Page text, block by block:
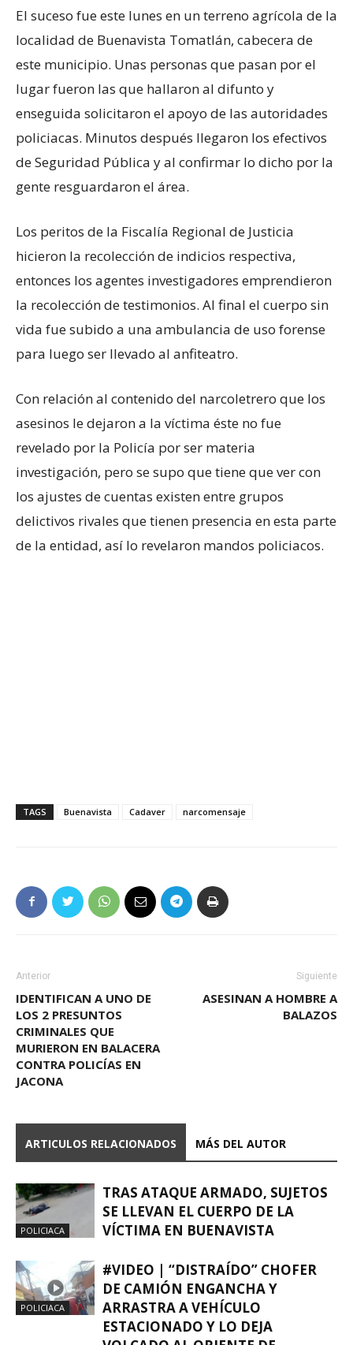
El suceso fue este lunes en un terreno agrícola de la
localidad de Buenavista Tomatlán, cabecera de
este municipio. Unas personas que pasan por el
lugar fueron las que hallaron al difunto y
enseguida solicitaron el apoyo de las autoridades
policiacas. Minutos después llegaron los efectivos
de Seguridad Pública y al confirmar lo dicho por la
gente resguardaron el área.
Los peritos de la Fiscalía Regional de Justicia
hicieron la recolección de indicios respectiva,
entonces los agentes investigadores emprendieron
la recolección de testimonios. Al final el cuerpo sin
vida fue subido a una ambulancia de uso forense
para luego ser llevado al anfiteatro.
Con relación al contenido del narcoletrero que los
asesinos le dejaron a la víctima éste no fue
revelado por la Policía por ser materia
investigación, pero se supo que tiene que ver con
los ajustes de cuentas existen entre grupos
delictivos rivales que tienen presencia en esta parte
de la entidad, así lo revelaron mandos policiacos.
TAGS Buenavista Cadaver narcomensaje
Anterior
IDENTIFICAN A UNO DE
LOS 2 PRESUNTOS
CRIMINALES QUE
MURIERON EN BALACERA
CONTRA POLICÍAS EN
JACONA
Siguiente
ASESINAN A HOMBRE A
BALAZOS
ARTICULOS RELACIONADOS MÁS DEL AUTOR
POLICIACA
TRAS ATAQUE ARMADO, SUJETOS
SE LLEVAN EL CUERPO DE LA
VÍCTIMA EN BUENAVISTA
POLICIACA
#VIDEO | “DISTRAÍDO” CHOFER
DE CAMIÓN ENGANCHA Y
ARRASTRA A VEHÍCULO
ESTACIONADO Y LO DEJA